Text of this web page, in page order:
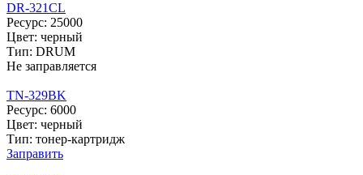
DR-321CL
Ресурс: 25000
Цвет: черный
Тип: DRUM
Не заправляется
TN-329BK
Ресурс: 6000
Цвет: черный
Тип: тонер-картридж
Заправить